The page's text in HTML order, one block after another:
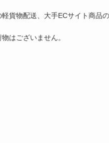
貨物配送、大手ECサイト商品
はございません。